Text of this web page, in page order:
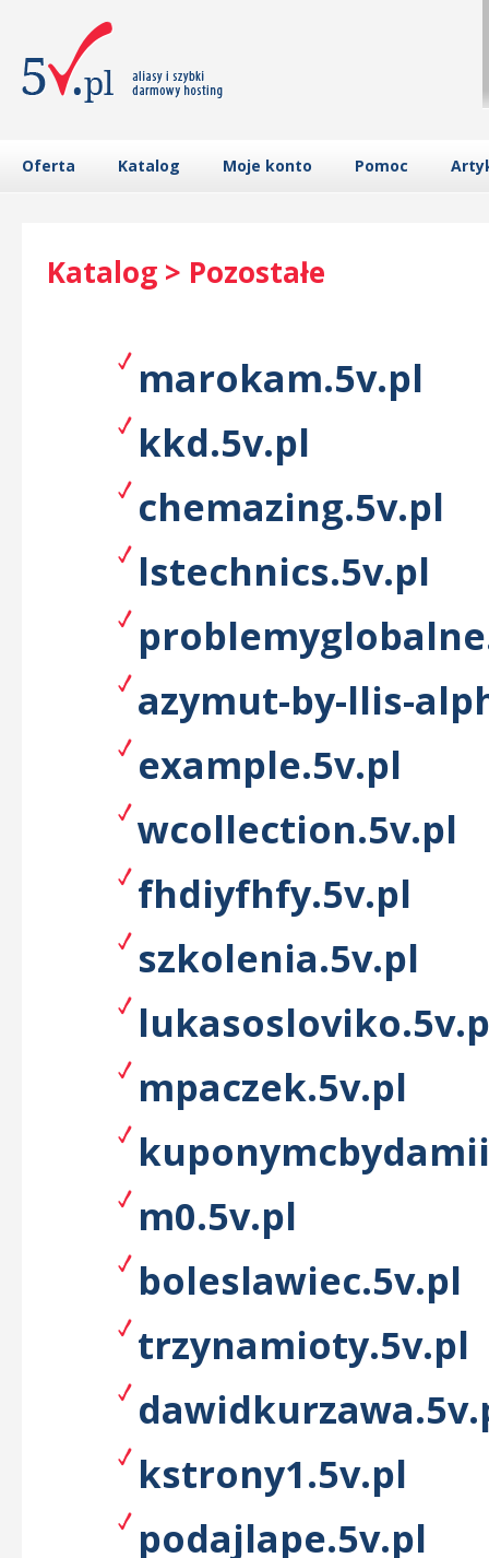
Oferta Katalog Moje konto Pomoc
Katalog > Pozostałe
marokam.5v.pl
kkd.5v.pl
chemazing.5v.pl
lstechnics.5v.pl
azymut-by-llis-
example.5v.pl
wcollection.5v.pl
fhdiyfhfy.5v.pl
szkolenia.5v.pl
mpaczek.5v.pl
m0.5v.pl
boleslawiec.5v.pl
trzynamioty.5v.pl
kstrony1.5v.pl
podajlape.5v.pl